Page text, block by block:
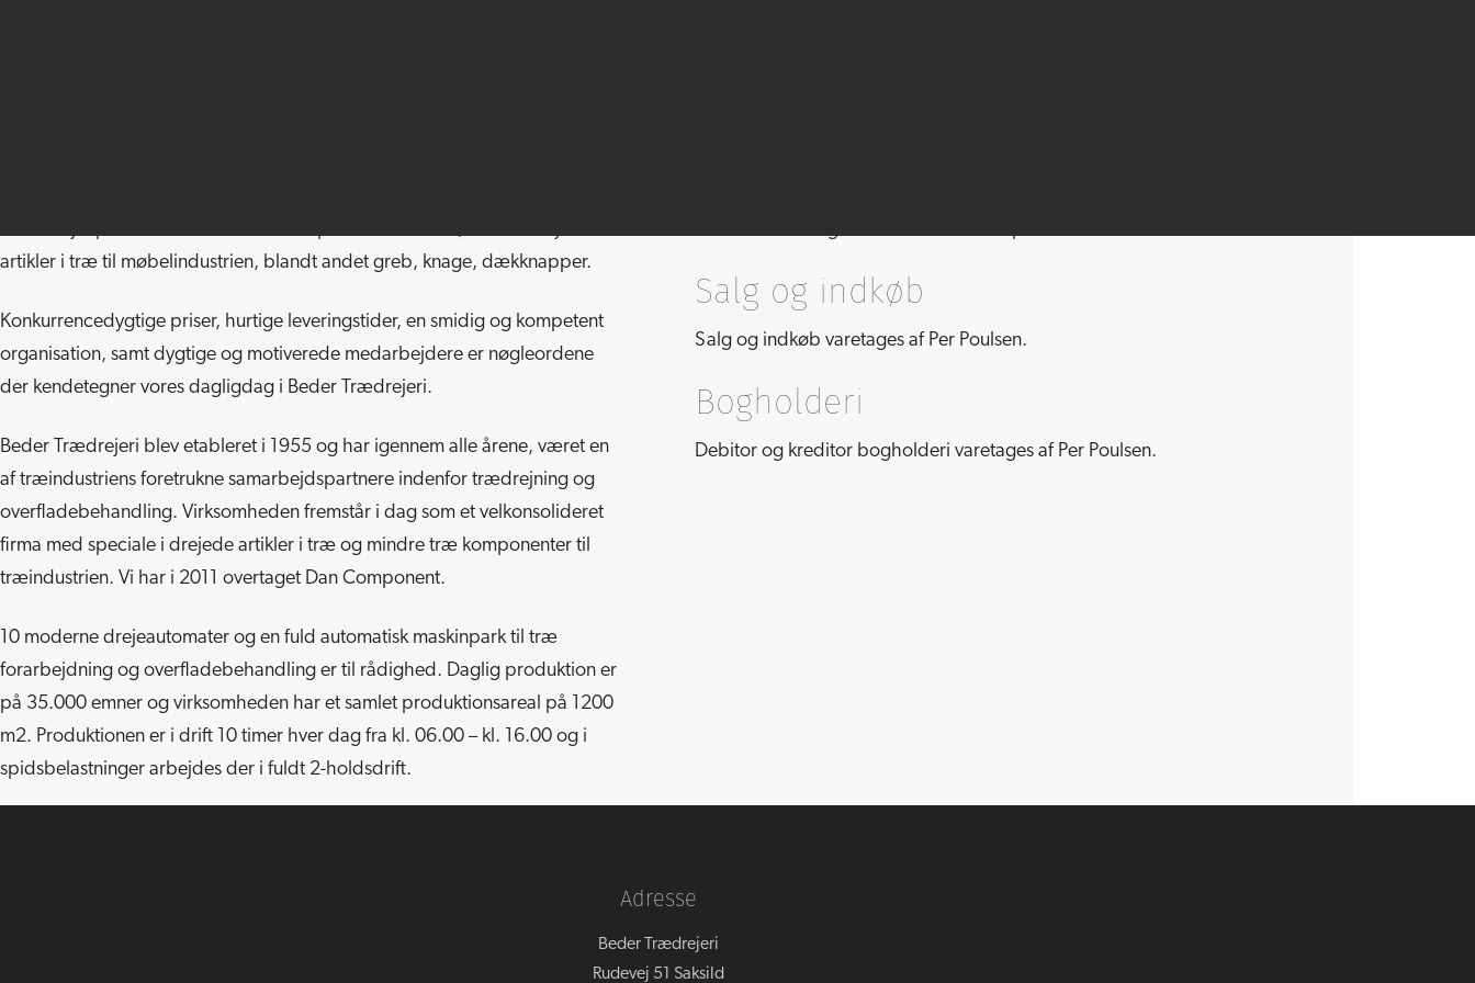
artikler i træ til møbelindustrien, blandt andet greb, knage, dækknapper.
Konkurrencedygtige priser, hurtige leveringstider, en smidig og kompetent
organisation, samt dygtige og motiverede medarbejdere er nøgleordene
der kendetegner vores dagligdag i Beder Trædrejeri.
Beder Trædrejeri blev etableret i 1955 og har igennem alle årene, været en
af træindustriens foretrukne samarbejdspartnere indenfor trædrejning og
overfladebehandling. Virksomheden fremstår i dag som et velkonsolideret
firma med speciale i drejede artikler i træ og mindre træ komponenter til
træindustrien. Vi har i 2011 overtaget Dan Component.
10 moderne drejeautomater og en fuld automatisk maskinpark til træ
forarbejdning og overfladebehandling er til rådighed. Daglig produktion er
på 35.000 emner og virksomheden har et samlet produktionsareal på 1200
m2. Produktionen er i drift 10 timer hver dag fra kl. 06.00 – kl. 16.00 og i
spidsbelastninger arbejdes der i fuldt 2-holdsdrift.
Salg og indkøb
Salg og indkøb varetages af Per Poulsen.
Bogholderi
Debitor og kreditor bogholderi varetages af Per Poulsen.
Adresse
Beder Trædrejeri
Rudevej 51 Saksild